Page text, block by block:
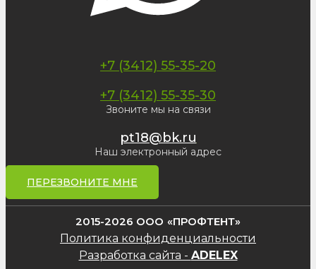
+7 (3412) 55-35-20
+7 (3412) 55-35-30
Звоните мы на связи
pt18@bk.ru
Наш электронный адрес
ПЕРЕЗВОНИТЕ МНЕ
2015-2026 ООО «ПРОФТЕНТ»
Политика конфиденциальности
Разработка сайта - ADELEX